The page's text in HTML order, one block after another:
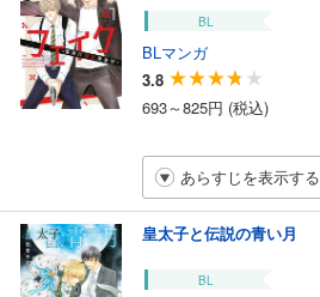
BL
BLマンガ
3.8
693～825円 (税込)
あらすじを表示する
皇太子と伝説の青い月
BL